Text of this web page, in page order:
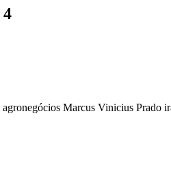
Marcus Vinicius Prado